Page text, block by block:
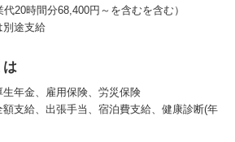
20時間分68,400円～を含むを含む）
途支給
年金、雇用保険、労災保険
支給、出張手当、宿泊費支給、健康診断(年